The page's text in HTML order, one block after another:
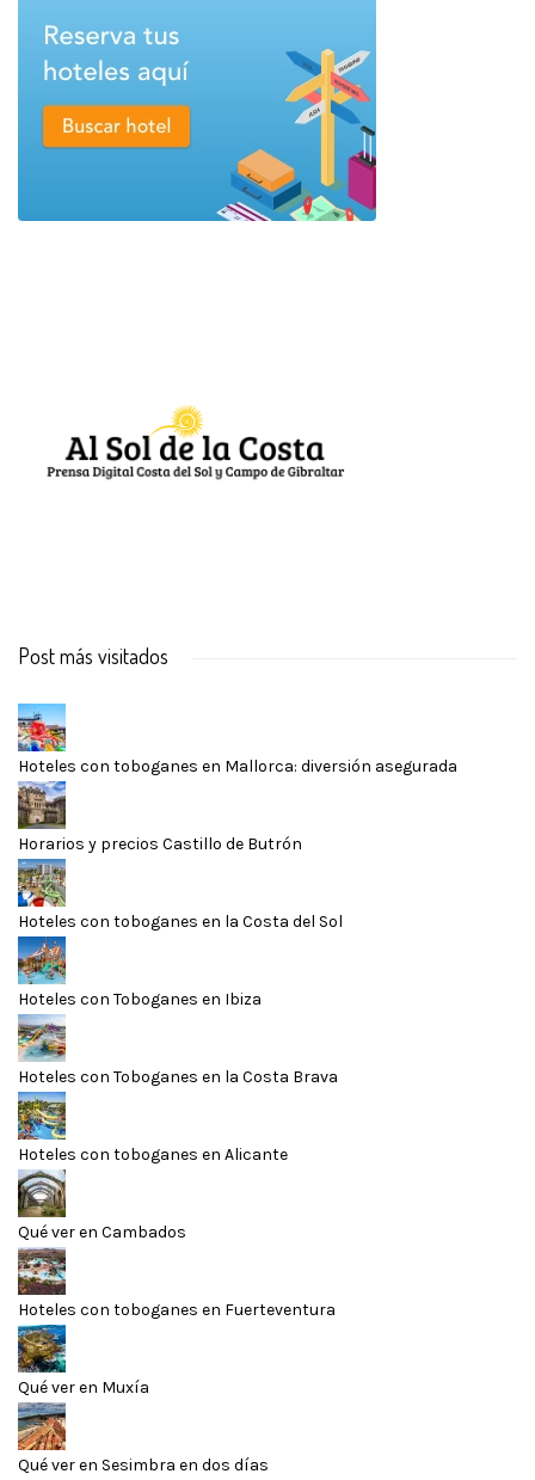
Post más visitados
Hoteles con toboganes en Mallorca: diversión asegurada
Horarios y precios Castillo de Butrón
Hoteles con toboganes en la Costa del Sol
Hoteles con Toboganes en Ibiza
Hoteles con Toboganes en la Costa Brava
Hoteles con toboganes en Alicante
Qué ver en Cambados
Hoteles con toboganes en Fuerteventura
Qué ver en Muxía
Qué ver en Sesimbra en dos días